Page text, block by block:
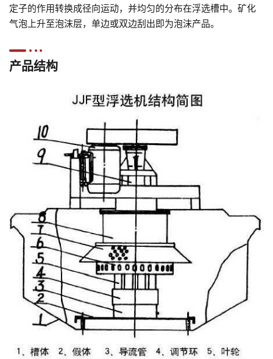
定子的作用转换成径向运动，并均匀的分布在浮选槽中。矿化
气泡上升至泡沫层，单边或双边刮出即为泡沫产品。
产品结构